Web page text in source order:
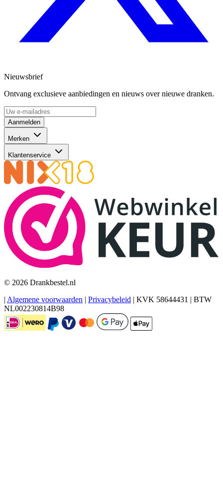
Nieuwsbrief
Ontvang exclusieve aanbiedingen en nieuws over nieuwe dranken.
Aanmelden
Merken
Klantenservice
© 2026 Drankbestel.nl
| Algemene voorwaarden | Privacybeleid | KVK 58644431 | BTW
NL002230814B98